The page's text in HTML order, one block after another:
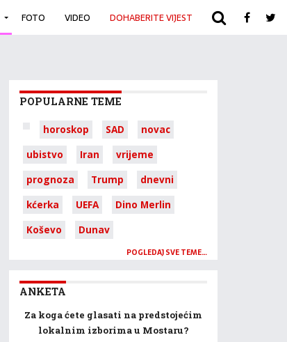
FOTO VIDEO DOHABERITE VIJEST ARHIVA
POPULARNE TEME
horoskop SAD
novac
ubistvo
Iran
vrijeme
prognoza
Trump
dnevni
kćerka
UEFA
Dino Merlin
Koševo
Dunav
POGLEDAJ SVE TEME…
ANKETA
Za koga ćete glasati na predstojećim
lokalnim izborima u Mostaru?